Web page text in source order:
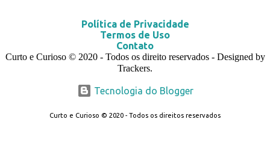
Política de Privacidade
Termos de Uso
Contato
Curto e Curioso © 2020 - Todos os direito reservados - Designed by
Trackers.
Tecnologia do Blogger
Curto e Curioso © 2020 - Todos os direitos reservados